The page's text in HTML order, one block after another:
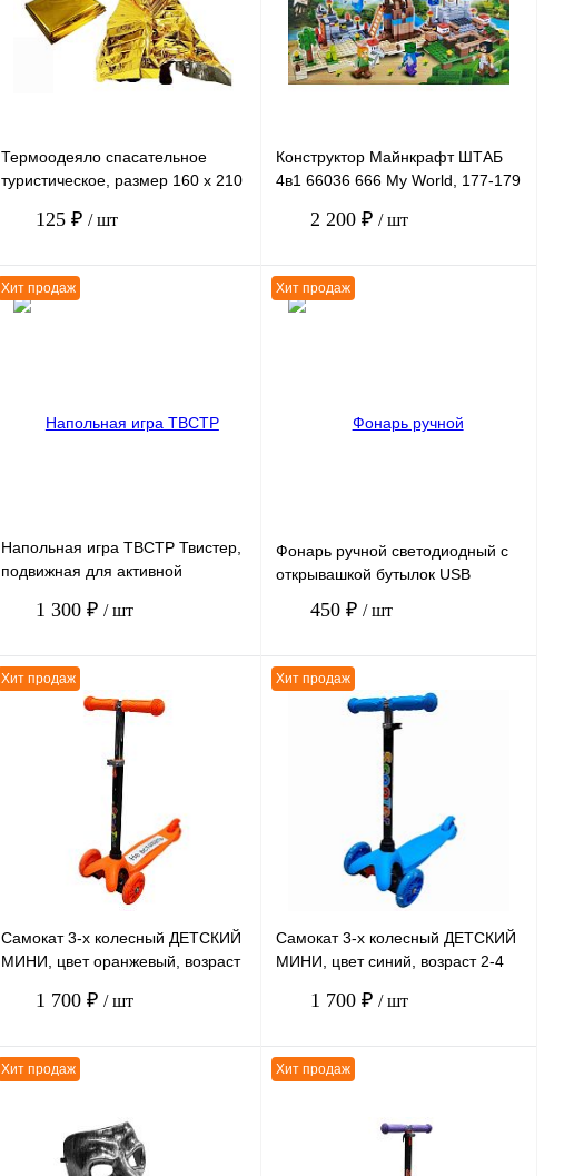
В избранное
наличии
В избранное
В
наличии
Термоодеяло спасательное
туристическое, размер 160 х 210
125 ₽ / шт
наличии
Конструктор Майнкрафт ШТАБ
4в1 66036 666 My World, 177-179
2 200 ₽/ шт
наличии
Хит продаж
Напольная игра ТВСТР Твистер,
подвижная для активной
1 300 ₽ / шт
В корзину
наличии
Хит продаж
Фонарь ручной светодиодный с
открывашкой бутылок USB
450 ₽/ шт
В корзину
наличии
Хит продаж
Самокат 3-х колесный ДЕТСКИЙ
МИНИ, цвет оранжевый, возраст
1 700 ₽ / шт
К сравнению
Хит продаж
Самокат 3-х колесный ДЕТСКИЙ
МИНИ, цвет синий, возраст 2-4
1 700 ₽/ шт
Хит продаж Хит продаж